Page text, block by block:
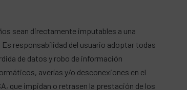
sean directamente imputables a una
responsabilidad del usuario adoptar todas
de datos y robo de información
averías y/o desconexiones en el
que impidan o retrasen la prestación de los